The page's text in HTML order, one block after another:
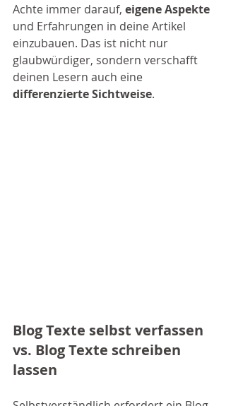
Achte immer darauf, eigene Aspekte
und Erfahrungen in deine Artikel
einzubauen. Das ist nicht nur
glaubwürdiger, sondern verschafft
deinen Lesern auch eine
differenzierte Sichtweise.
Blog Texte selbst verfassen
vs. Blog Texte schreiben
lassen